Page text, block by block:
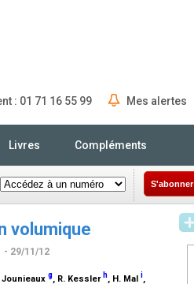
: 01 71 16 55 99 Mes alertes
Livres Compléments
S'abonner
volumique
- 29/11/12
Jounieaux g, R. Kessler h, H. Mal i,